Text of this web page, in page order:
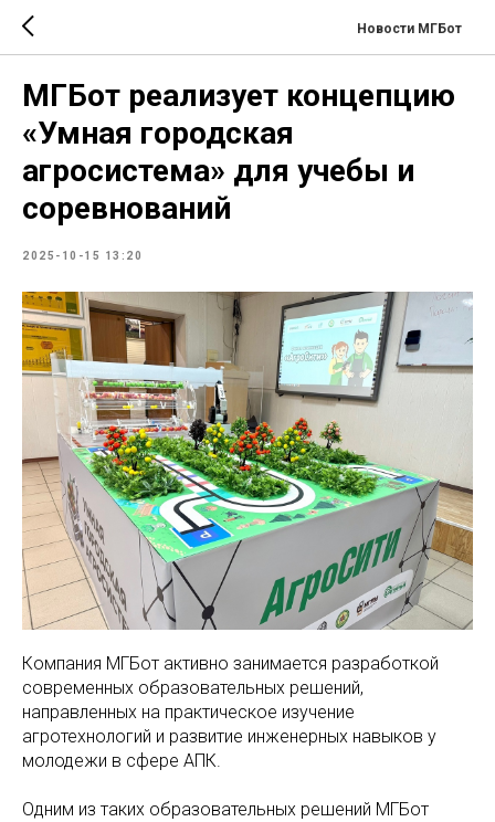
Новости МГБот
МГБот реализует концепцию
«Умная городская
агросистема» для учебы и
соревнований
2025-10-15 13:20
Компания МГБот активно занимается разработкой
современных образовательных решений,
направленных на практическое изучение
агротехнологий и развитие инженерных навыков у
молодежи в сфере АПК.
Одним из таких образовательных решений МГБот